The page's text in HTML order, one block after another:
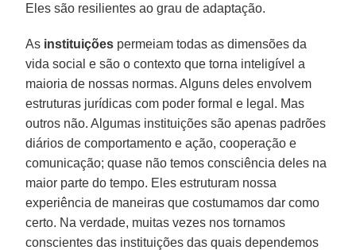
Eles são resilientes ao grau de adaptação.
As instituições permeiam todas as dimensões da
vida social e são o contexto que torna inteligível a
maioria de nossas normas. Alguns deles envolvem
estruturas jurídicas com poder formal e legal. Mas
outros não. Algumas instituições são apenas padrões
diários de comportamento e ação, cooperação e
comunicação; quase não temos consciência deles na
maior parte do tempo. Eles estruturam nossa
experiência de maneiras que costumamos dar como
certo. Na verdade, muitas vezes nos tornamos
conscientes das instituições das quais dependemos